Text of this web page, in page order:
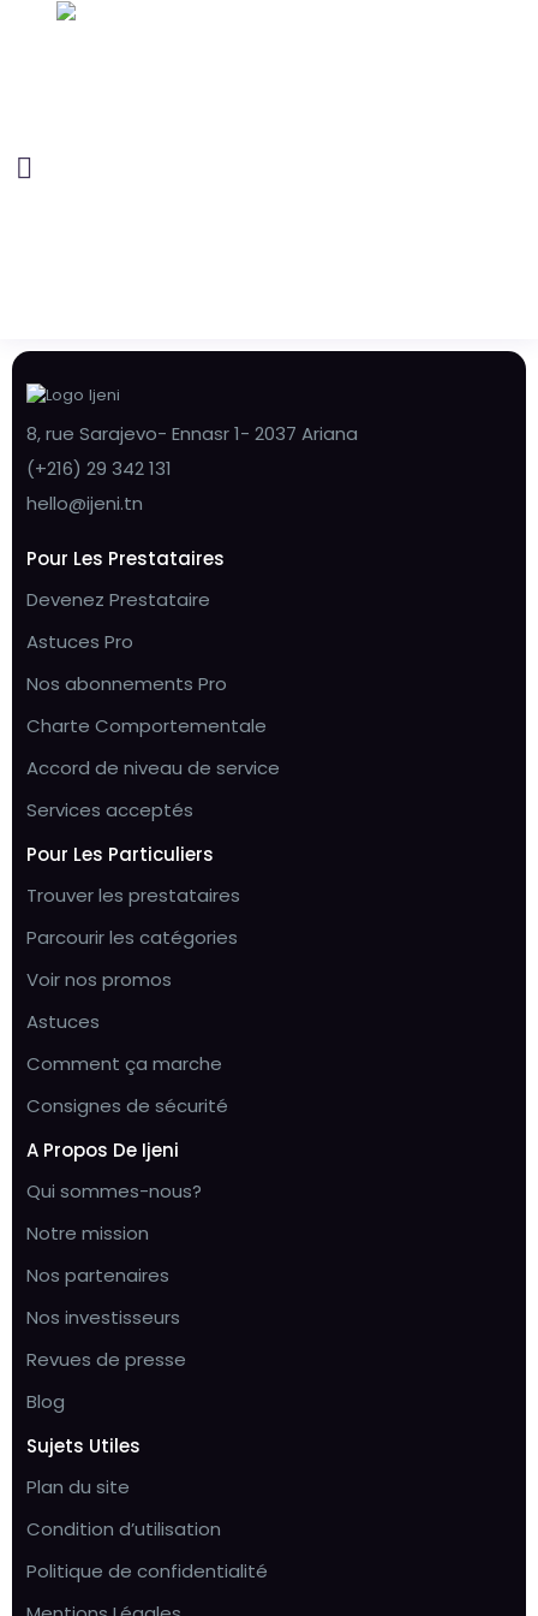
8, rue Sarajevo- Ennasr 1- 2037 Ariana
(+216) 29 342 131
hello@ijeni.tn
Pour Les Prestataires
Devenez Prestataire
Astuces Pro
Nos abonnements Pro
Charte Comportementale
Accord de niveau de service
Services acceptés
Pour Les Particuliers
Trouver les prestataires
Parcourir les catégories
Voir nos promos
Astuces
Comment ça marche
Consignes de sécurité
A Propos De Ijeni
Qui sommes-nous?
Notre mission
Nos partenaires
Nos investisseurs
Revues de presse
Blog
Sujets Utiles
Plan du site
Condition d’utilisation
Politique de confidentialité